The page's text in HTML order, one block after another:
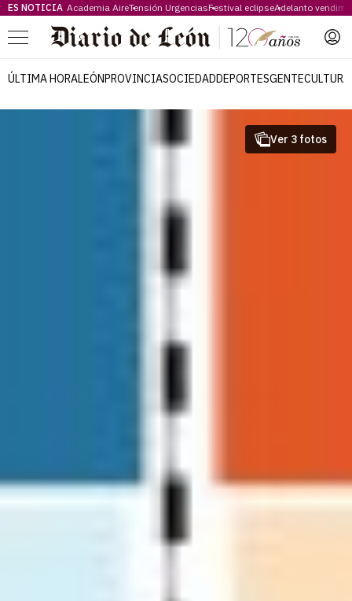
ES NOTICIA Academia AireTensión UrgenciasFestival eclipseAdelanto
Menú
ÚLTIMA HORALEÓNPROVINCIASOCIEDADDEPORTESGENTECULTURA
Ver 3 fotos